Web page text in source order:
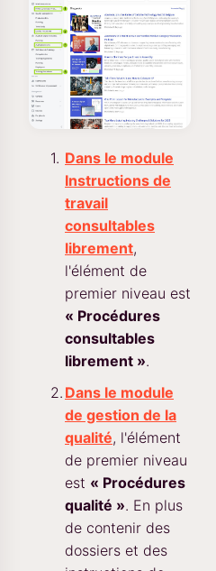
Dans le module
Instructions de
travail
consultables
librement,
l'élément de
premier niveau est
« Procédures
consultables
librement ».
Dans le module
de gestion de la
qualité, l'élément
de premier niveau
est « Procédures
qualité ». En plus
de contenir des
dossiers et des